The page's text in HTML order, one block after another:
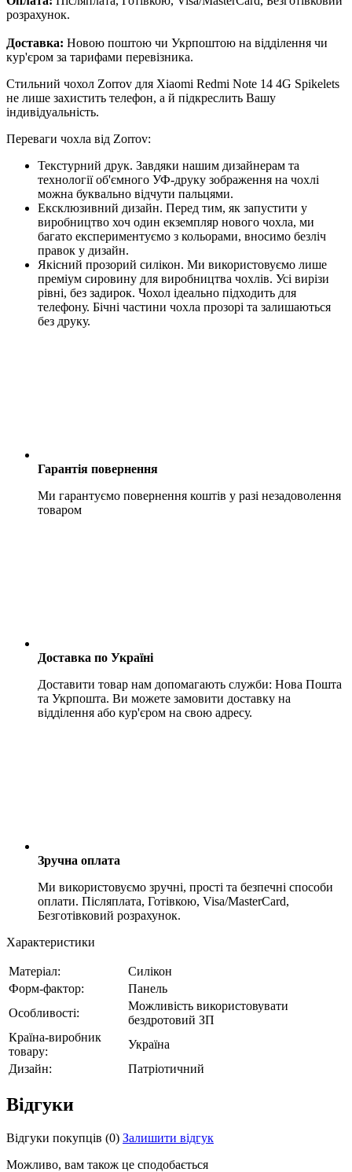
розрахунок.
Доставка: Новою поштою чи Укрпоштою на відділення чи
кур'єром за тарифами перевізника.
Стильний чохол Zorrov для Xiaomi Redmi Note 14 4G Spikelets
не лише захистить телефон, а й підкреслить Вашу
індивідуальність.
Переваги чохла від Zorrov:
Текстурний друк. Завдяки нашим дизайнерам та
технології об'ємного УФ-друку зображення на чохлі
можна буквально відчути пальцями.
Ексклюзивний дизайн. Перед тим, як запустити у
виробництво хоч один екземпляр нового чохла, ми
багато експериментуємо з кольорами, вносимо безліч
правок у дизайн.
Якісний прозорий силікон. Ми використовуємо лише
преміум сировину для виробництва чохлів. Усі вирізи
рівні, без задирок. Чохол ідеально підходить для
телефону. Бічні частини чохла прозорі та залишаються
без друку.
Гарантія повернення
Ми гарантуємо повернення коштів у разі незадоволення
товаром
Доставка по Україні
Доставити товар нам допомагають служби: Нова Пошта
та Укрпошта. Ви можете замовити доставку на
відділення або кур'єром на свою адресу.
Зручна оплата
Ми використовуємо зручні, прості та безпечні способи
оплати. Післяплата, Готівкою, Visa/MasterCard,
Безготівковий розрахунок.
Характеристики
Матеріал:
Силікон
Форм-фактор:
Панель
Особливості:
Можливість використовувати
бездротовий ЗП
Країна-виробник
товару:
Україна
Дизайн:
Патріотичний
Відгуки
Відгуки покупців (0) Залишити відгук
Можливо, вам також це сподобається